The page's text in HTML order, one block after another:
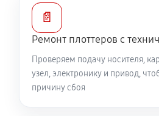
📄
Ремонт плоттеров с
Проверяем подачу носителя,
узел, электронику и привод,
причину сбоя